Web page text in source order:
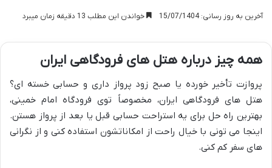
آخرین به روز رسانی: 15/07/1404 خواندن این مطلب 13 دقیقه زمان میبرد
همه چیز درباره هتل های فرودگاهی ایران
پروازت تأخیر خورده یا صبح زود پرواز داری و حسابی خسته ای؟
هتل های فرودگاهی ایران، مخصوصاً توی فرودگاه امام خمینی،
بهترین راه حل برای یه استراحت حسابی قبل یا بعد از پرواز هستن.
اینجا می تونی با خیال راحت از امکاناتشون استفاده کنی و از نگرانی
های سفر کم کنی.